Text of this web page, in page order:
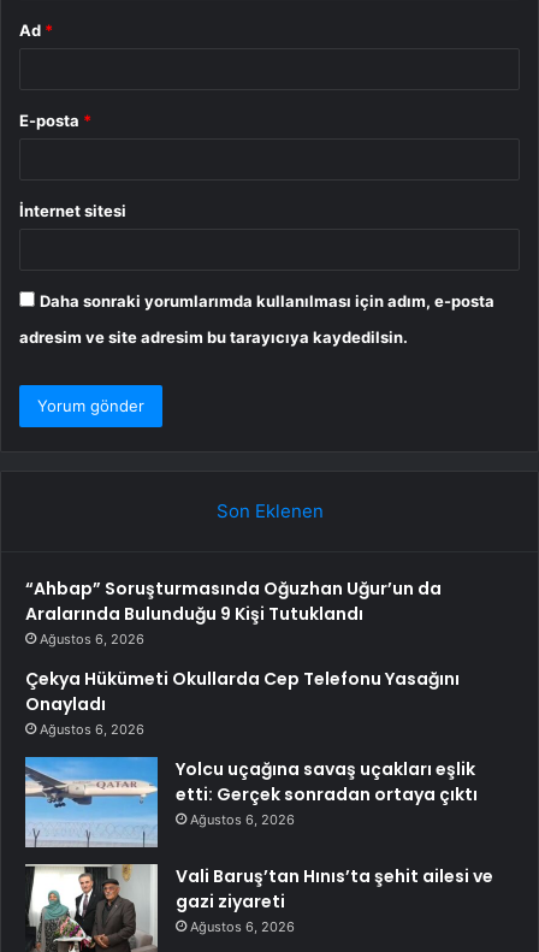
Ad *
E-posta *
İnternet sitesi
Daha sonraki yorumlarımda kullanılması için adım, e-posta
adresim ve site adresim bu tarayıcıya kaydedilsin.
Son Eklenen
“Ahbap” Soruşturmasında Oğuzhan Uğur’un da
Aralarında Bulunduğu 9 Kişi Tutuklandı
Ağustos 6, 2026
Çekya Hükümeti Okullarda Cep Telefonu Yasağını
Onayladı
Ağustos 6, 2026
Yolcu uçağına savaş uçakları eşlik
etti: Gerçek sonradan ortaya çıktı
Ağustos 6, 2026
Vali Baruş’tan Hınıs’ta şehit ailesi ve
gazi ziyareti
Ağustos 6, 2026